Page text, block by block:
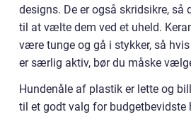
designs. De er også skridsikre, så
til at vælte dem ved et uheld.
være tunge og gå i stykker, så
er særlig aktiv, bør du måske
Hundenåle af plastik er lette og
til et godt valg for budgetbevidste